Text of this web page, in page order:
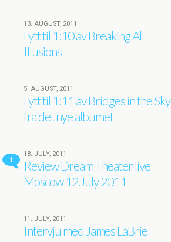
13. AUGUST, 2011
Lytt til 1:10 av Breaking All
Illusions
5. AUGUST, 2011
Lytt til 1:11 av Bridges in the Sky
fra det nye albumet
1
18. JULY, 2011
Review Dream Theater live
Moscow 12.July 2011
11. JULY, 2011
Intervju med James LaBrie